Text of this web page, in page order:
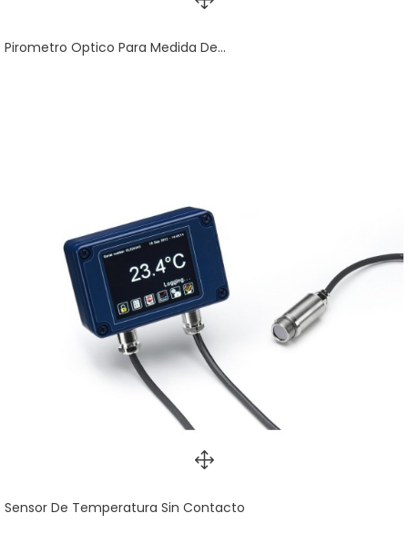
Pirometro Optico Para Medida De...
Sensor De Temperatura Sin Contacto